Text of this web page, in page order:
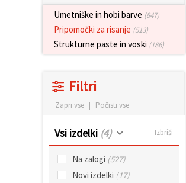
Umetniške in hobi barve (847)
Pripomočki za risanje (513)
Strukturne paste in voski (186)
Filtri
Zapri vse | Počisti vse
Vsi izdelki (4) Izbriši
Na zalogi (527)
Novi izdelki (17)